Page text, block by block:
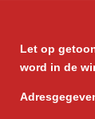
Let op
word in de